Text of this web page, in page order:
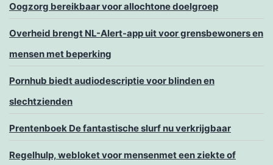
Oogzorg bereikbaar voor allochtone doelgroep
Overheid brengt NL-Alert-app uit voor grensbewoners en
mensen met beperking
Pornhub biedt audiodescriptie voor blinden en
slechtzienden
Prentenboek De fantastische slurf nu verkrijgbaar
Regelhulp, webloket voor mensenmet een ziekte of